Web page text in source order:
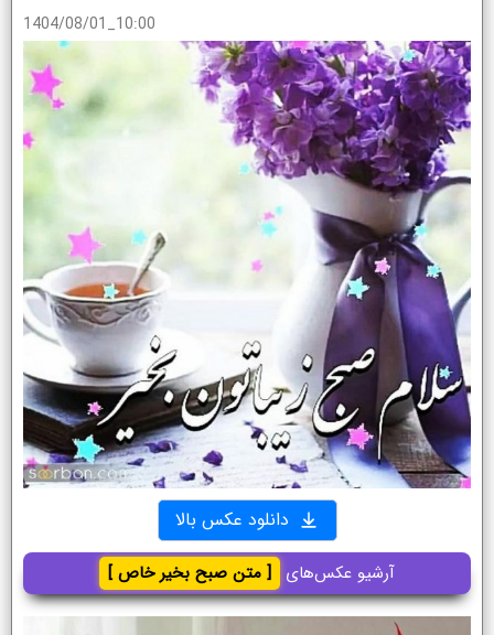
1404/08/01_10:00
دانلود عکس بالا
آرشیو عکس‌های [ متن صبح بخیر خاص ]